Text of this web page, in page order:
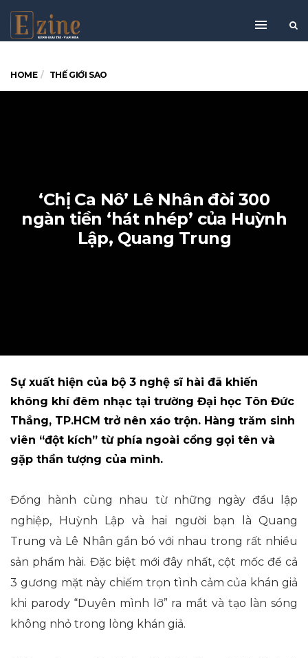
HOME THẾ GIỚI SAO
‘Chị Ca Nô’ Lê Nhân đòi 300
ngàn tiền ‘hát nhép’ của Huỳnh
Lập, Quang Trung
Sự xuất hiện của bộ 3 nghệ sĩ hài đã khiến
không khí đêm nhạc tại trường Đại học Tôn Đức
Thắng, TP.HCM trở nên xáo trộn. Hàng trăm sinh
viên “đột kích” từ phía ngoài cổng gọi tên và
gặp thần tượng của mình.
Đồng hành cùng nhau từ những ngày đầu lập
nghiệp, Huỳnh Lập và hai người bạn là Quang
Trung và Lê Nhân gắn bó với nhau trong rất nhiều
sản phẩm hài. Đặc biệt mới đây nhất, cột mốc để cả
3 gương mặt này chiếm trọn tình cảm của khán giả
khi parody “Duyên mình lỡ” ra mắt và tạo làn sóng
không nhỏ trong lòng khán giả.